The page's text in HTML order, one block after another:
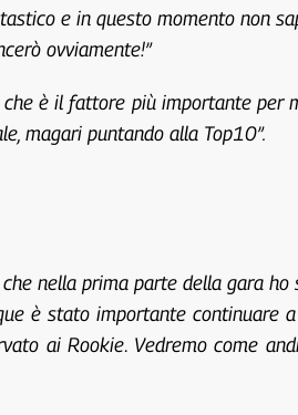
e in questo momento non
ovviamente!”
è il fattore più importante
magari puntando alla Top10”.
nella prima parte della gara
è stato importante continuare
ai Rookie. Vedremo come